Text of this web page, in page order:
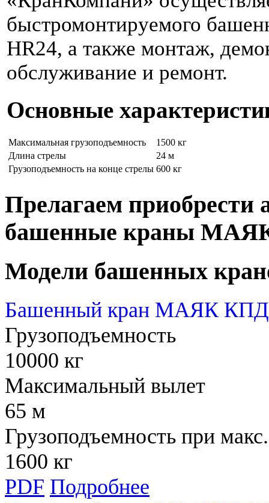
быстромонтируемого
HR24, а также монтаж,
обслуживание и ремонт.
Основные
Максимальная грузоподъемность
1500 кг
Длина стрелы
24 м
Грузоподъемность на конце стрелы 600 кг
Прелагаем приобрести
башенные краны
Модели башенных
Башенный кран МАЯК КПД
Грузоподъемность
10000 кг
Максимальный вылет
65 м
Грузоподъемность при
1600 кг
PDF Подробнее